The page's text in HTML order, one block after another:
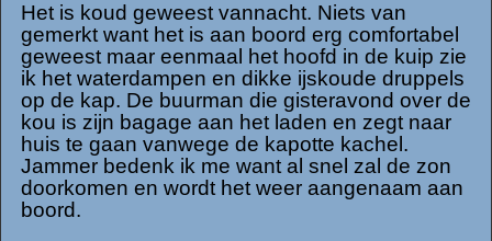
Het is koud geweest vannacht. Niets van
gemerkt want het is aan boord erg comfortabel
geweest maar eenmaal het hoofd in de kuip zie
ik het waterdampen en dikke ijskoude druppels
op de kap. De buurman die gisteravond over de
kou is zijn bagage aan het laden en zegt naar
huis te gaan vanwege de kapotte kachel.
Jammer bedenk ik me want al snel zal de zon
doorkomen en wordt het weer aangenaam aan
boord.